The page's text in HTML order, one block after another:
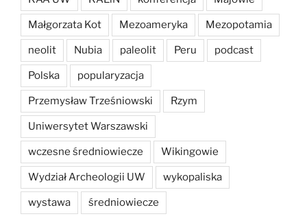
Małgorzata Kot Mezoameryka Mezopotamia
neolit Nubia paleolit Peru podcast
Polska popularyzacja
Przemysław Trześniowski Rzym
Uniwersytet Warszawski
wczesne średniowiecze Wikingowie
Wydział Archeologii UW wykopaliska
wystawa średniowiecze